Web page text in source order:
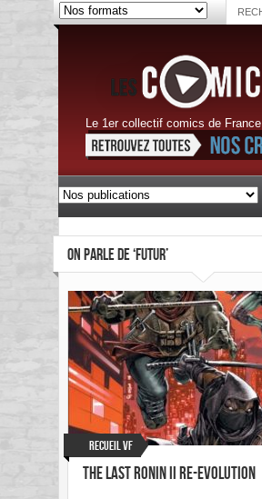
Le 1er collectif comics de France
ON PARLE DE ‘FUTUR’
Recueil VF
The Last Ronin II RE-Evolution